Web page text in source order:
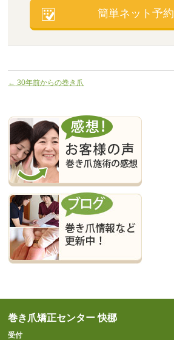
簡単ネット予約
← 30年前からの巻き爪
巻き爪矯正センター 快梛
受付